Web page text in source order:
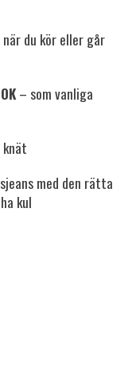
du kör eller går
– som vanliga
knät
med den rätta
kul